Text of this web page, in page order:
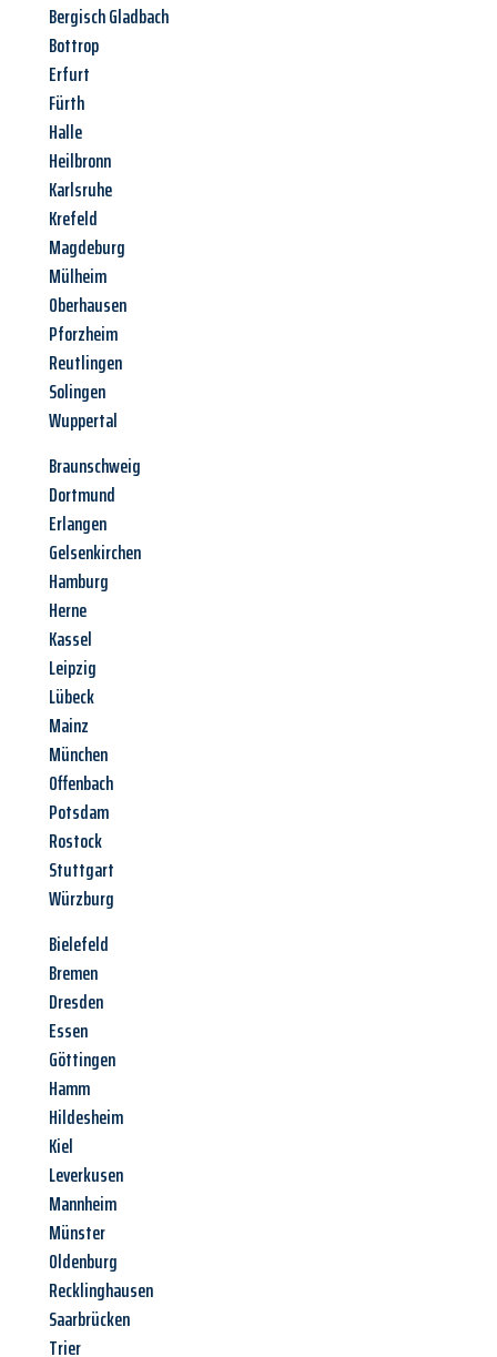
Bergisch Gladbach
Bottrop
Erfurt
Fürth
Halle
Heilbronn
Karlsruhe
Krefeld
Magdeburg
Mülheim
Oberhausen
Pforzheim
Reutlingen
Solingen
Wuppertal
Braunschweig
Dortmund
Erlangen
Gelsenkirchen
Hamburg
Herne
Kassel
Leipzig
Lübeck
Mainz
München
Offenbach
Potsdam
Rostock
Stuttgart
Würzburg
Bielefeld
Bremen
Dresden
Essen
Göttingen
Hamm
Hildesheim
Kiel
Leverkusen
Mannheim
Münster
Oldenburg
Recklinghausen
Saarbrücken
Trier